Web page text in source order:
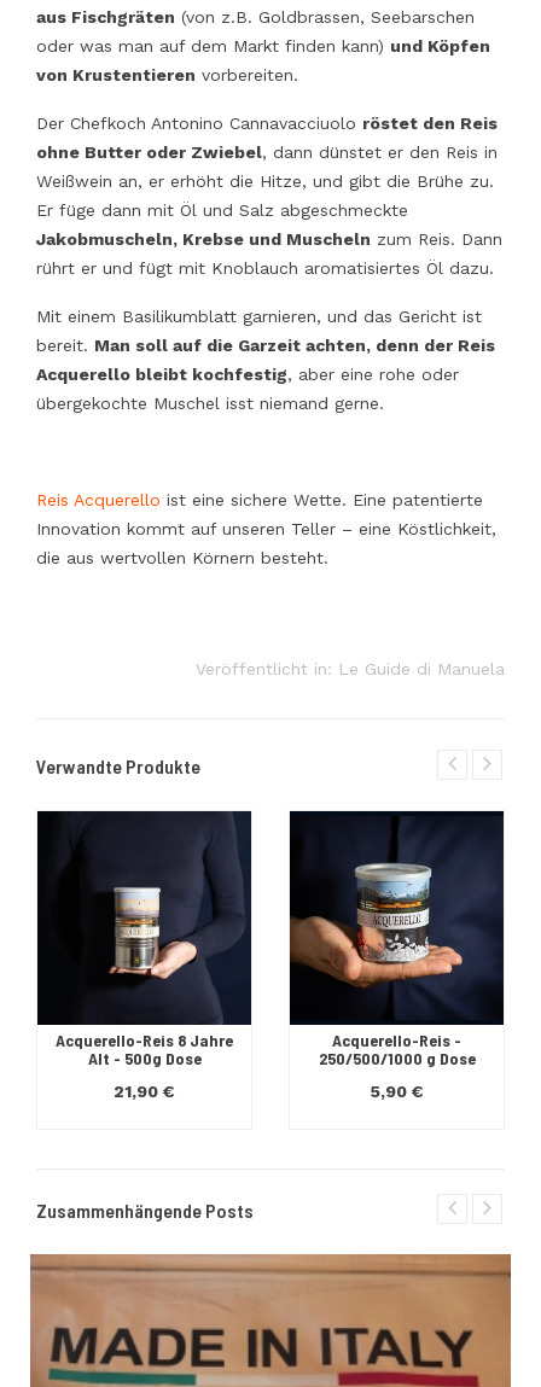
aus Fischgräten (von z.B. Goldbrassen, Seebarschen
oder was man auf dem Markt finden kann) und Köpfen
von Krustentieren vorbereiten.
Der Chefkoch Antonino Cannavacciuolo röstet den Reis
ohne Butter oder Zwiebel, dann dünstet er den Reis in
Weißwein an, er erhöht die Hitze, und gibt die Brühe zu.
Er füge dann mit Öl und Salz abgeschmeckte
Jakobmuscheln, Krebse und Muscheln zum Reis. Dann
rührt er und fügt mit Knoblauch aromatisiertes Öl dazu.
Mit einem Basilikumblatt garnieren, und das Gericht ist
bereit. Man soll auf die Garzeit achten, denn der Reis
Acquerello bleibt kochfestig, aber eine rohe oder
übergekochte Muschel isst niemand gerne.
Reis Acquerello ist eine sichere Wette. Eine patentierte
Innovation kommt auf unseren Teller – eine Köstlichkeit,
die aus wertvollen Körnern besteht.
Veröffentlicht in: Le Guide di Manuela
Verwandte Produkte
Acquerello-Reis 8 Jahre
Alt - 500g Dose
21,90 €
Acquerello-Reis -
250/500/1000 g Dose
5,90 €
Zusammenhängende Posts